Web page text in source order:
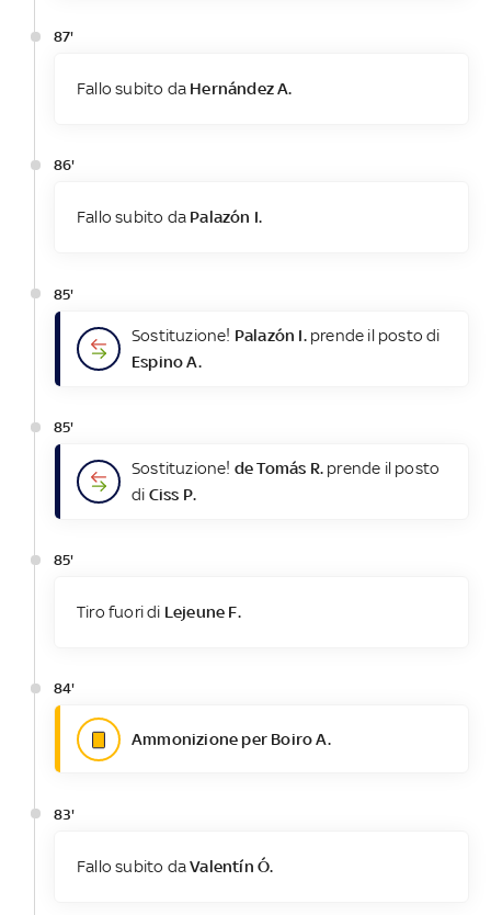
87'
Fallo subito da Hernández A.
86'
Fallo subito da Palazón I.
85'
Sostituzione! Palazón I.prende il posto di
Espino A.
85'
Sostituzione! de Tomás R. prende il posto
di Ciss P.
85'
Tiro fuori di Lejeune F.
84'
Ammonizione per Boiro A.
83'
Fallo subito daValentín Ó.